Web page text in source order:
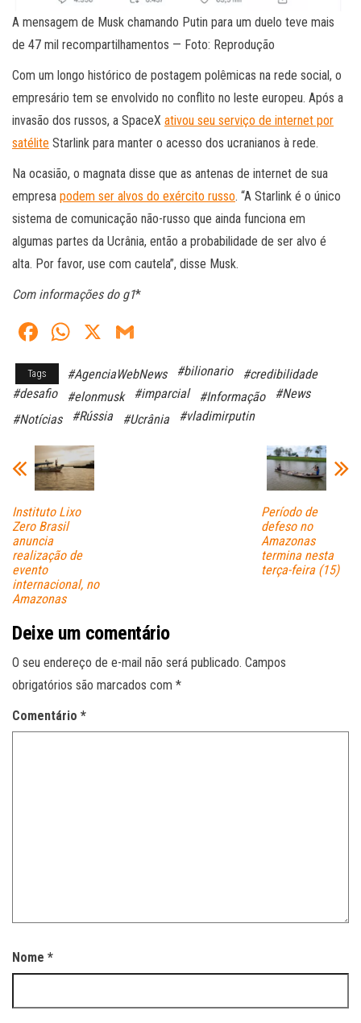
A mensagem de Musk chamando Putin para um duelo teve mais
de 47 mil recompartilhamentos — Foto: Reprodução
Com um longo histórico de postagem polêmicas na rede social, o
empresário tem se envolvido no conflito no leste europeu. Após a
invasão dos russos, a SpaceX ativou seu serviço de internet por
satélite Starlink para manter o acesso dos ucranianos à rede.
Na ocasião, o magnata disse que as antenas de internet de sua
empresa podem ser alvos do exército russo. “A Starlink é o único
sistema de comunicação não-russo que ainda funciona em
algumas partes da Ucrânia, então a probabilidade de ser alvo é
alta. Por favor, use com cautela”, disse Musk.
Com informações do g1*
Fa
ce
bo
ok
W
ts
A
X
ail
Tags #AgenciaWebNews #bilionario
#credibilidade
#desafio
#elonmusk #imparcial #Informação
#News
#Notícias
#Rússia #Ucrânia #vladimirputin
Instituto Lixo
Zero Brasil
anuncia
realização de
evento
internacional, no
Amazonas
Período de
defeso no
Amazonas
termina nesta
terça-feira (15)
Deixe um comentário
O seu endereço de e-mail não será publicado. Campos
obrigatórios são marcados com *
Comentário *
Nome *